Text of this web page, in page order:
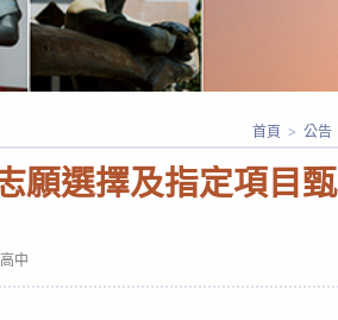
願選擇及指定項目甄
首頁 > 公告
高中